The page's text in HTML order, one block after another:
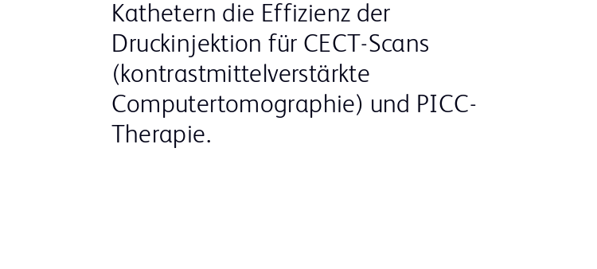
Kathetern die Effizienz der
Druckinjektion für CECT-Scans
(kontrastmittelverstärkte
Computertomographie) und PICC-
Therapie.